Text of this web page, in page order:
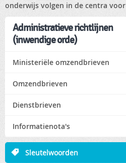
onderwijs volgen in de centra
Administratieve richtlijnen
(inwendige orde)
Ministeriële omzendbrieven
Omzendbrieven
Dienstbrieven
Informatienota's
Sleutelwoorden